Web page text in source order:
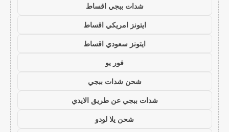
شدات ببجي اقساط
ايتونز امريكي اقساط
ايتونز سعودي اقساط
فور يو
شحن شدات ببجي
شدات ببجي عن طريق الايدي
شحن يلا لودو